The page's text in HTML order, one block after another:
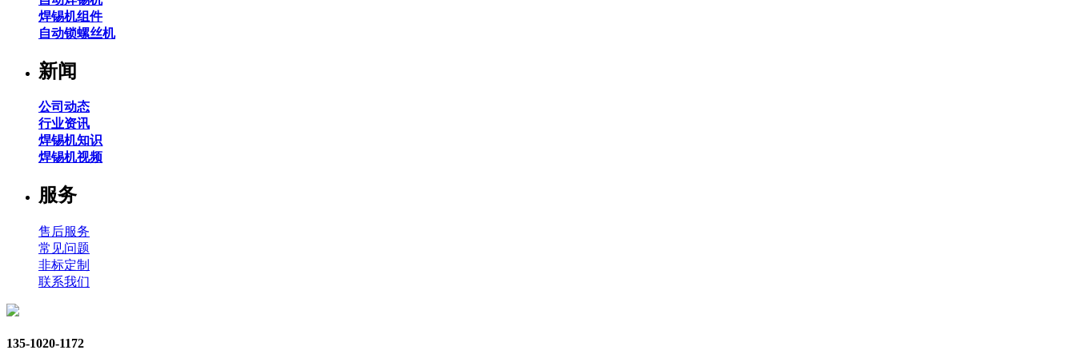
焊锡机组件
自动锁螺丝机
新闻
公司动态
行业资讯
焊锡机知识
焊锡机视频
服务
售后服务
常见问题
非标定制
联系我们
135-1020-1172